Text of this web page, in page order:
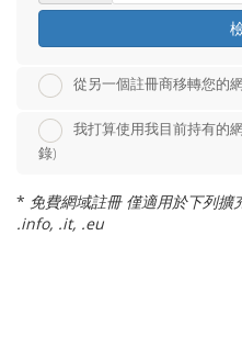
從另一個註冊商移轉您的
我打算使用我目前持有的
錄)
* 免費網域註冊 僅適用於下列
.info, .it, .eu